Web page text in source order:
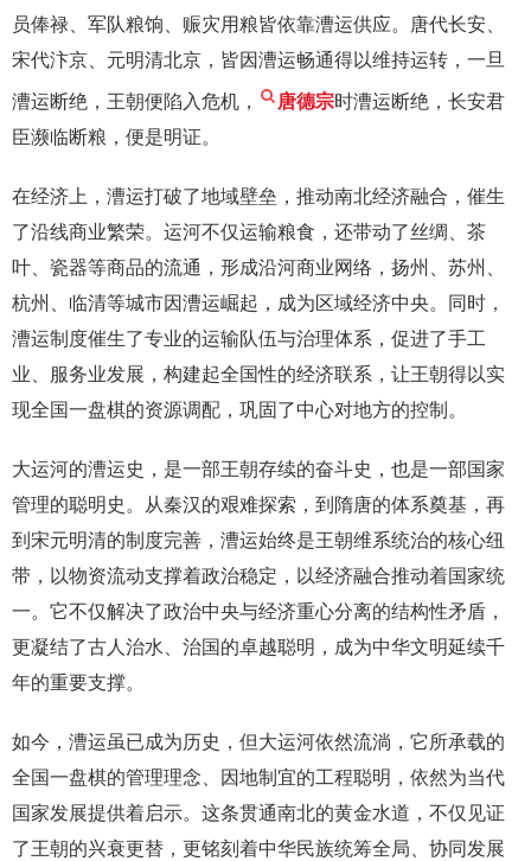
员俸禄、军队粮饷、赈灾用粮皆依靠漕运供应。唐代长安、
宋代汴京、元明清北京，皆因漕运畅通得以维持运转，一旦
漕运断绝，王朝便陷入危机， 唐德宗时漕运断绝，长安君
臣濒临断粮，便是明证。
在经济上，漕运打破了地域壁垒，推动南北经济融合，催生
了沿线商业繁荣。运河不仅运输粮食，还带动了丝绸、茶
叶、瓷器等商品的流通，形成沿河商业网络，扬州、苏州、
杭州、临清等城市因漕运崛起，成为区域经济中央。同时，
漕运制度催生了专业的运输队伍与治理体系，促进了手工
业、服务业发展，构建起全国性的经济联系，让王朝得以实
现全国一盘棋的资源调配，巩固了中心对地方的控制。
大运河的漕运史，是一部王朝存续的奋斗史，也是一部国家
管理的聪明史。从秦汉的艰难探索，到隋唐的体系奠基，再
到宋元明清的制度完善，漕运始终是王朝维系统治的核心纽
带，以物资流动支撑着政治稳定，以经济融合推动着国家统
一。它不仅解决了政治中央与经济重心分离的结构性矛盾，
更凝结了古人治水、治国的卓越聪明，成为中华文明延续千
年的重要支撑。
如今，漕运虽已成为历史，但大运河依然流淌，它所承载的
全国一盘棋的管理理念、因地制宜的工程聪明，依然为当代
国家发展提供着启示。这条贯通南北的黄金水道，不仅见证
了王朝的兴衰更替，更铭刻着中华民族统筹全局、协同发展